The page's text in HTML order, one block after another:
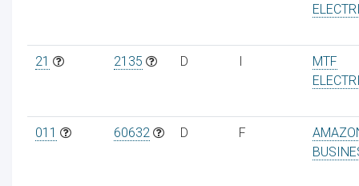
21 2135 D I
MTF
011 60632 D F